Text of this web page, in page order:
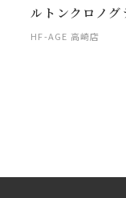
ルトンクロノグ
HF-AGE 高崎店